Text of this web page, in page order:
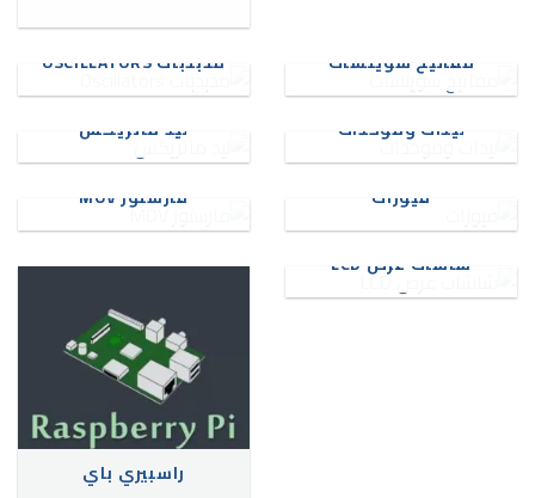
مفاتيح سويتشات مذبذبات OSCILLATORS
ليدات وموحدات ليد ماتريكس
فيوزات فارستور MOV
شاشات عرض LCD
راسبيري باي